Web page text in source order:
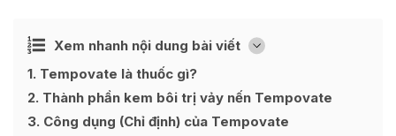
Xem nhanh nội dung bài viết [
Ẩn
1 Tempovate là thuốc gì?
2 Thành phần kem bôi trị vảy nến Tempovate
3 Công dụng (Chỉ định) của Tempovate